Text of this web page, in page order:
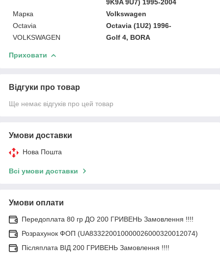
9K9A 9U7) 1995-2004
Марка
Volkswagen
Octavia
Octavia (1U2) 1996-
VOLKSWAGEN
Golf 4, BORA
Приховати
Відгуки про товар
Ще немає відгуків про цей товар
Умови доставки
Нова Пошта
Всі умови доставки
Умови оплати
Передоплата 80 гр ДО 200 ГРИВЕНЬ Замовлення !!!!
Розрахунок ФОП (UA833220010000026000320012074)
Післяплата ВІД 200 ГРИВЕНЬ Замовлення !!!!